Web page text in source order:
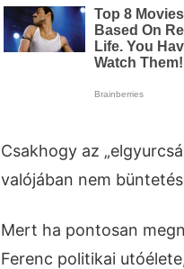
Csakhogy az
valójában nem
Mert ha pontosan
Ferenc politikai